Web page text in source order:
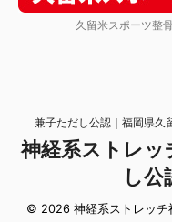
久留米スポーツ整
兼子ただし公認｜福岡県久
神経系ストレッ
し公
© 2026 神経系ストレッチ